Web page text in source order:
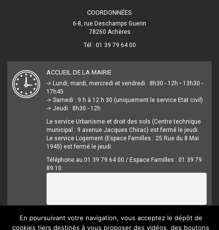
COORDONNÉES
6-8, rue Deschamps Guerin
78260 Achères
Tél : 01 39 79 64 00
ACCUEIL DE LA MAIRIE
-> Lundi, mardi, mercredi et vendredi : 8h30 - 12h • 13h30 -
17h45
-> Samedi : 9 h à 12 h 30 (uniquement le service Etat civil)
-> Jeudi : 8h30 - 12h
Le service Urbanisme et droit des sols (Centre technique
municipal : 9 avenue Jacques Chirac) est fermé le jeudi.
Le service Logement (Espace Familles : 25 Rue du 8 Mai
1945) est fermé le jeudi.
Téléphone au 01 39 79 64 00 / Espace Familles : 01 39 79
89 10
En poursuivant votre navigation, vous acceptez le dépôt de
cookies tiers destinés à vous proposer des vidéos, des boutons